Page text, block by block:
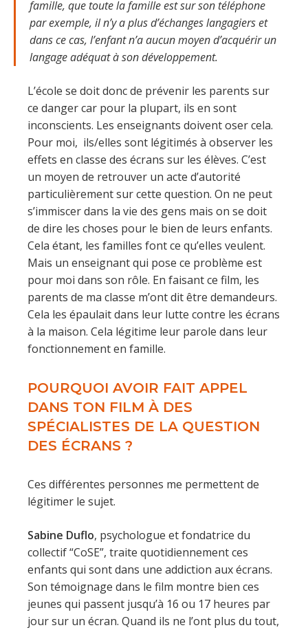
famille, que toute la famille est sur son téléphone
par exemple, il n’y a plus d’échanges langagiers et
dans ce cas, l’enfant n’a aucun moyen d’acquérir un
langage adéquat à son développement.
L’école se doit donc de prévenir les parents sur
ce danger car pour la plupart, ils en sont
inconscients. Les enseignants doivent oser cela.
Pour moi, ils/elles sont légitimés à observer les
effets en classe des écrans sur les élèves. C’est
un moyen de retrouver un acte d’autorité
particulièrement sur cette question. On ne peut
s’immiscer dans la vie des gens mais on se doit
de dire les choses pour le bien de leurs enfants.
Cela étant, les familles font ce qu’elles veulent.
Mais un enseignant qui pose ce problème est
pour moi dans son rôle. En faisant ce film, les
parents de ma classe m’ont dit être demandeurs.
Cela les épaulait dans leur lutte contre les écrans
à la maison. Cela légitime leur parole dans leur
fonctionnement en famille.
POURQUOI AVOIR FAIT APPEL
DANS TON FILM À DES
SPÉCIALISTES DE LA QUESTION
DES ÉCRANS ?
Ces différentes personnes me permettent de
légitimer le sujet.
Sabine Duflo, psychologue et fondatrice du
collectif “CoSE”, traite quotidiennement ces
enfants qui sont dans une addiction aux écrans.
Son témoignage dans le film montre bien ces
jeunes qui passent jusqu’à 16 ou 17 heures par
jour sur un écran. Quand ils ne l’ont plus du tout,